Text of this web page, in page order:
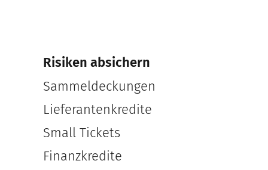
Risiken absichern
Sammeldeckungen
Lieferantenkredite
Small Tickets
Finanzkredite